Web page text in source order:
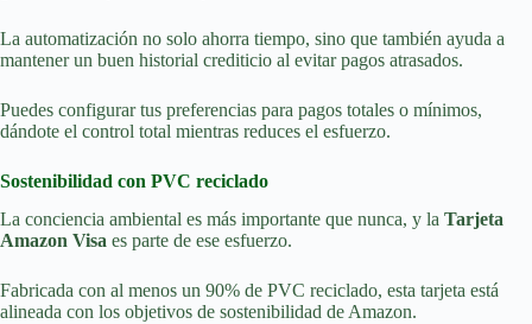
La automatización no solo ahorra tiempo, sino que también ayuda a
mantener un buen historial crediticio al evitar pagos atrasados.
Puedes configurar tus preferencias para pagos totales o mínimos,
dándote el control total mientras reduces el esfuerzo.
Sostenibilidad con PVC reciclado
La conciencia ambiental es más importante que nunca, y la Tarjeta
Amazon Visa es parte de ese esfuerzo.
Fabricada con al menos un 90% de PVC reciclado, esta tarjeta está
alineada con los objetivos de sostenibilidad de Amazon.